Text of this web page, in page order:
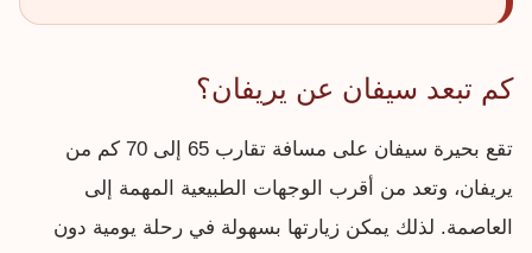
كم تبعد سيفان عن يريفان؟
تقع بحيرة سيفان على مسافة تقارب 65 إلى 70 كم من
يريفان، وتعد من أقرب الوجهات الطبيعية المهمة إلى
العاصمة. لذلك يمكن زيارتها بسهولة في رحلة يومية دون